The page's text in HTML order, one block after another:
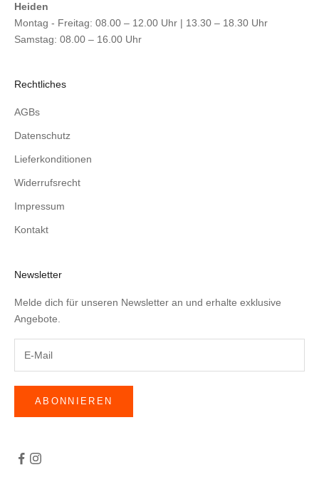
Heiden
Montag - Freitag: 08.00 – 12.00 Uhr | 13.30 – 18.30 Uhr
Samstag: 08.00 – 16.00 Uhr
Rechtliches
AGBs
Datenschutz
Lieferkonditionen
Widerrufsrecht
Impressum
Kontakt
Newsletter
Melde dich für unseren Newsletter an und erhalte exklusive
Angebote.
ABONNIEREN